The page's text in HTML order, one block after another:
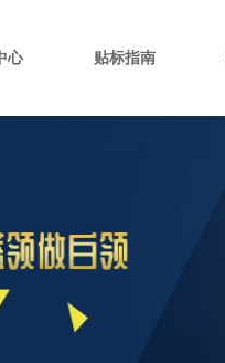
心 贴标指南